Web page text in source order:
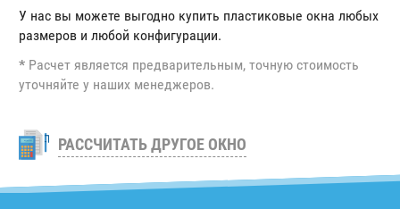
У нас вы можете выгодно купить пластиковые окна любых
размеров и любой конфигурации.
* Расчет является предварительным, точную стоимость
уточняйте у наших менеджеров.
РАССЧИТАТЬ ДРУГОЕ ОКНО